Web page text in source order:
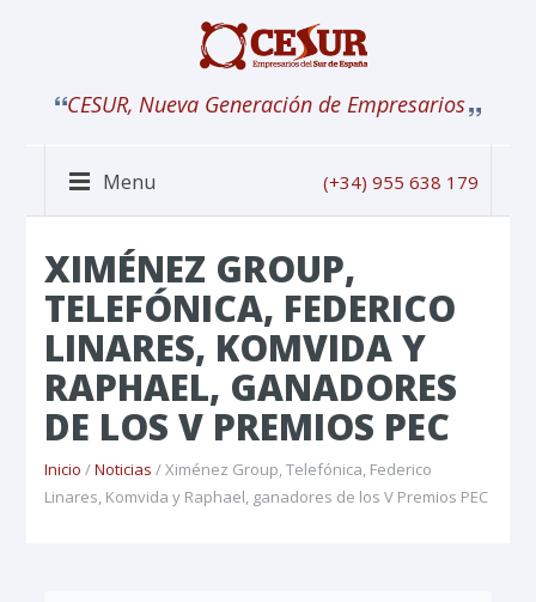
CESUR, Nueva Generación de Empresarios
Menu (+34) 955 638 179
XIMÉNEZ GROUP,
TELEFÓNICA, FEDERICO
LINARES, KOMVIDA Y
RAPHAEL, GANADORES
DE LOS V PREMIOS PEC
Inicio /Noticias / Ximénez Group, Telefónica, Federico
Linares, Komvida y Raphael, ganadores de los V Premios PEC